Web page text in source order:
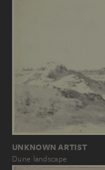
UNKNOWN ARTIST
Dune landscape